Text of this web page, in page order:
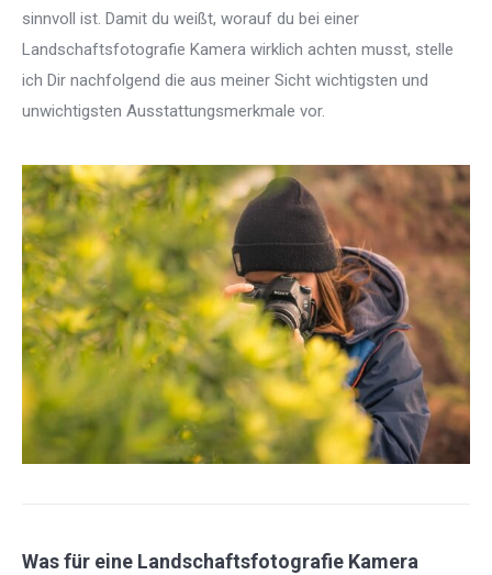
sinnvoll ist. Damit du weißt, worauf du bei einer
Landschaftsfotografie Kamera wirklich achten musst, stelle
ich Dir nachfolgend die aus meiner Sicht wichtigsten und
unwichtigsten Ausstattungsmerkmale vor.
Was für eine Landschaftsfotografie Kamera